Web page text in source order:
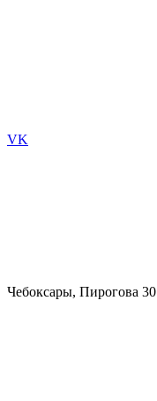
VK
Чебоксары, Пирогова 30